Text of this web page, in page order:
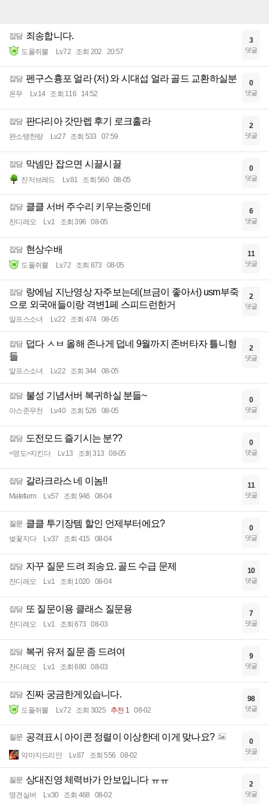
잡담 죄송합니다.
도풀쥐뿔 Lv.72 조회 202 20:57
3
댓글
잡담 펜구스흉포 얼라 (저) 와 시대섭 얼라 골드 교환하실분
온무 Lv.14 조회 116 14:52
0
댓글
잡담 판다리아 갓만렙 후기 로크홀라
완소탱한량 Lv.27 조회 533 07:59
2
댓글
잡담 막넴만 잡으면 시끌시끌
진저브레드 Lv.81 조회 560 08-05
0
댓글
잡담 클클 서버 주수리 키우는중인데
잔디레오 Lv.1 조회 396 08-05
6
댓글
잡담 현상수배
도풀쥐뿔 Lv.72 조회 873 08-05
11
댓글
잡담 랑에님 지난영상 자주보는데(브금이 좋아서) usm부죽
으로 외국애들이랑 격변1페 스피드런한거
알프스소녀 Lv.22 조회 474 08-05
2
댓글
잡담 덥다 ㅅㅂ 올해 존나게 덥네 9월까지 존버타자 틀니형
들
알프스소녀 Lv.22 조회 344 08-05
2
댓글
잡담 불성 기념서버 복귀하실 분들~
아스준무천 Lv.40 조회 526 08-05
0
댓글
잡담 도전모드 즐기시는 분??
<영도>지킨다 Lv.13 조회 313 08-05
0
댓글
잡담 갈라크라스 네 이놈!!
Matefarm Lv.57 조회 946 08-04
11
댓글
질문 클클 투기장템 할인 언제부터에요?
벚꽃지다 Lv.37 조회 415 08-04
0
댓글
잡담 자꾸 질문 드려 죄송요. 골드 수급 문제
잔디레오 Lv.1 조회 1020 08-04
10
댓글
잡담 또 질문이용 클래스 질문용
잔디레오 Lv.1 조회 673 08-03
7
댓글
잡담 복귀 유저 질문 좀 드려여
잔디레오 Lv.1 조회 680 08-03
9
댓글
잡담 진짜 궁금한게있습니다.
도풀쥐뿔 Lv.72 조회 3025 추천 1 08-02
98
댓글
질문 공격표시 아이콘 정렬이 이상한데 이게 맞나요?
악마지드리안 Lv.87 조회 556 08-02
0
댓글
질문 상대진영 체력바가 안보입니다 ㅠㅠ
명견실버 Lv.30 조회 468 08-02
2
댓글